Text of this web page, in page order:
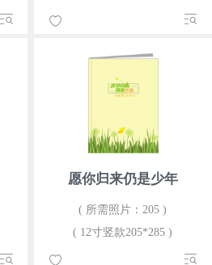
愿你归来仍是少年
( 所需照片：205 )
( 12寸竖款205*285 )